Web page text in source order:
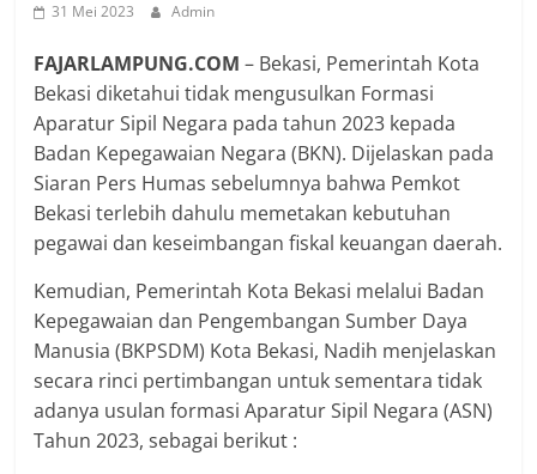
31 Mei 2023 Admin
FAJARLAMPUNG.COM – Bekasi, Pemerintah Kota
Bekasi diketahui tidak mengusulkan Formasi
Aparatur Sipil Negara pada tahun 2023 kepada
Badan Kepegawaian Negara (BKN). Dijelaskan pada
Siaran Pers Humas sebelumnya bahwa Pemkot
Bekasi terlebih dahulu memetakan kebutuhan
pegawai dan keseimbangan fiskal keuangan daerah.
Kemudian, Pemerintah Kota Bekasi melalui Badan
Kepegawaian dan Pengembangan Sumber Daya
Manusia (BKPSDM) Kota Bekasi, Nadih menjelaskan
secara rinci pertimbangan untuk sementara tidak
adanya usulan formasi Aparatur Sipil Negara (ASN)
Tahun 2023, sebagai berikut :